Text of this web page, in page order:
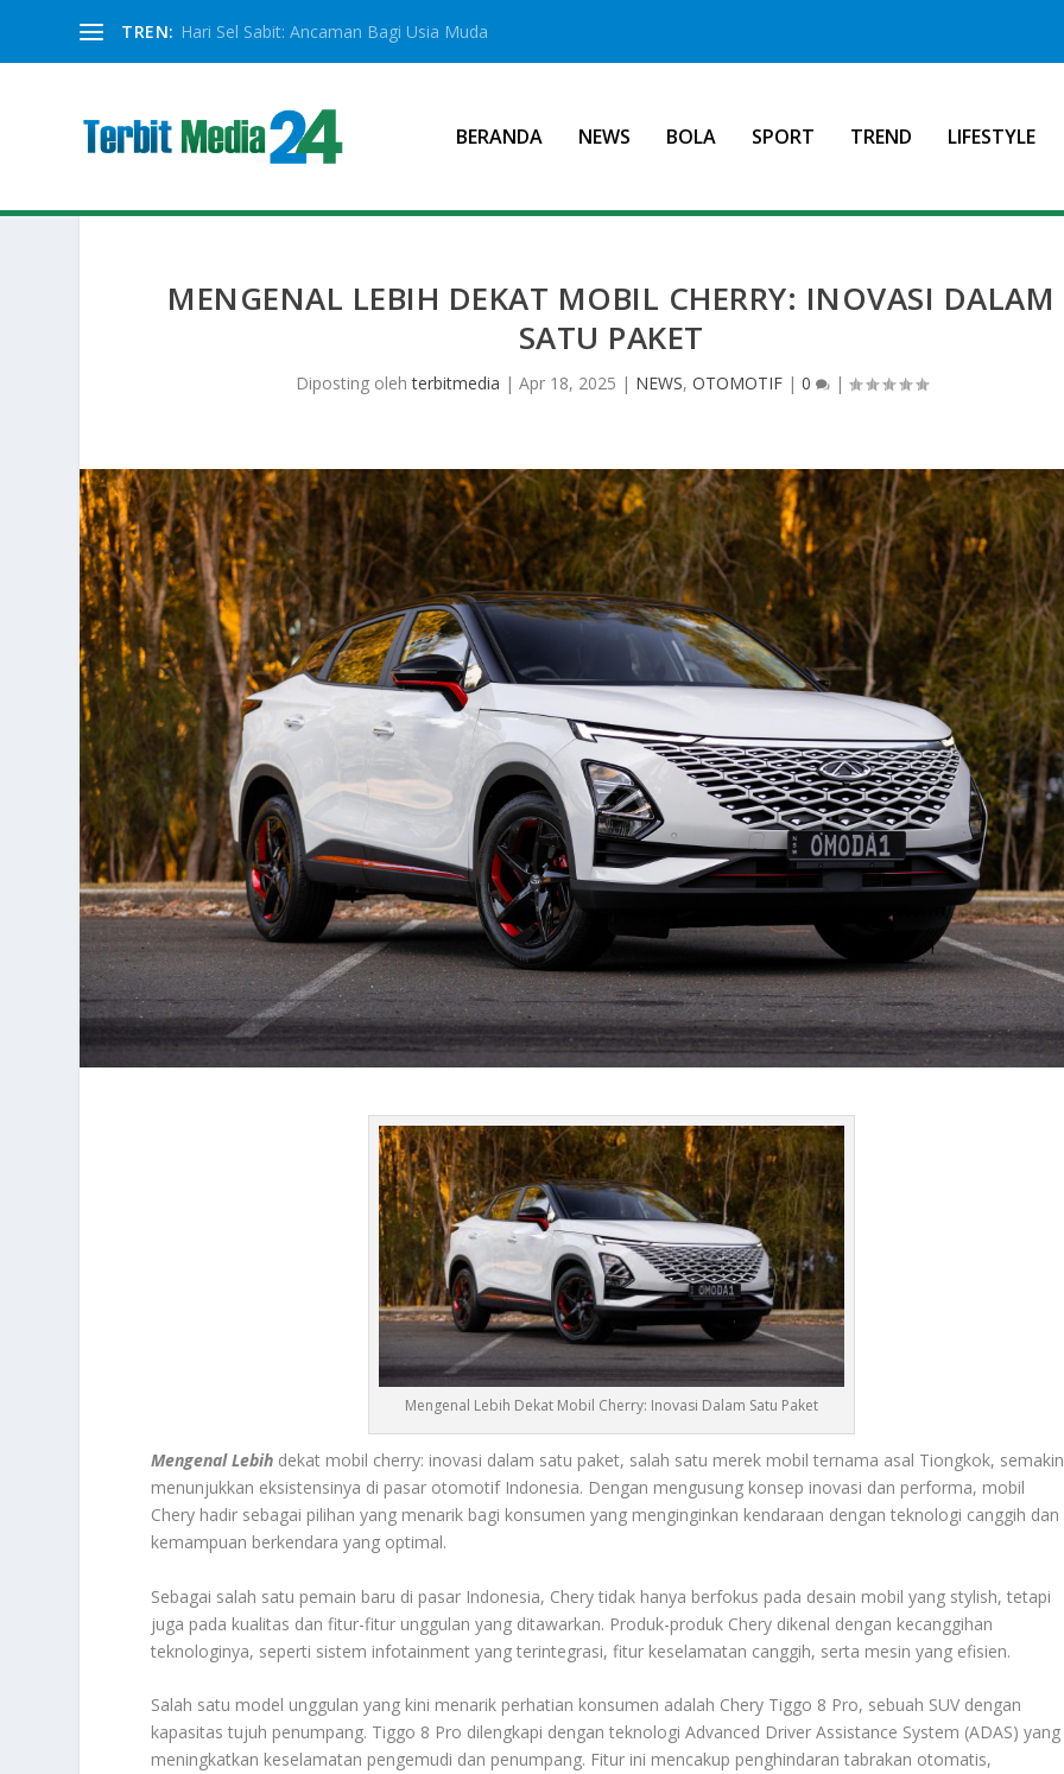
TREN: Hari Sel Sabit: Ancaman Bagi Usia Muda
BERANDA NEWS BOLA SPORT TREND LIFESTYLE
MENGENAL LEBIH DEKAT MOBIL CHERRY: INOVASI DALAM
SATU PAKET
Diposting olehterbitmedia | Apr 18, 2025 | NEWS, OTOMOTIF| 0 |
Mengenal Lebih Dekat Mobil Cherry: Inovasi Dalam Satu Paket
Mengenal Lebih dekat mobil cherry: inovasi dalam satu paket, salah satu merek mobil ternama asal Tiongkok, semakin
menunjukkan eksistensinya di pasar otomotif Indonesia. Dengan mengusung konsep inovasi dan performa, mobil
Chery hadir sebagai pilihan yang menarik bagi konsumen yang menginginkan kendaraan dengan teknologi canggih dan
kemampuan berkendara yang optimal.
Sebagai salah satu pemain baru di pasar Indonesia, Chery tidak hanya berfokus pada desain mobil yang stylish, tetapi
juga pada kualitas dan fitur-fitur unggulan yang ditawarkan. Produk-produk Chery dikenal dengan kecanggihan
teknologinya, seperti sistem infotainment yang terintegrasi, fitur keselamatan canggih, serta mesin yang efisien.
Salah satu model unggulan yang kini menarik perhatian konsumen adalah Chery Tiggo 8 Pro, sebuah SUV dengan
kapasitas tujuh penumpang. Tiggo 8 Pro dilengkapi dengan teknologi Advanced Driver Assistance System (ADAS) yang
meningkatkan keselamatan pengemudi dan penumpang. Fitur ini mencakup penghindaran tabrakan otomatis,